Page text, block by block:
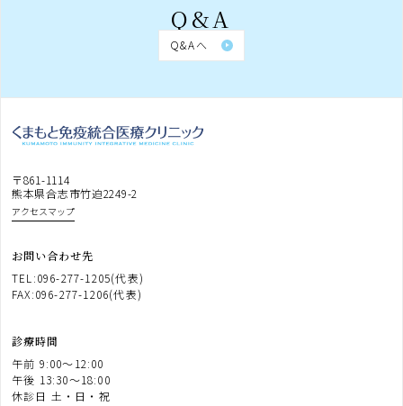
1.当院サービスの提供・運営のため
め（本人確認を行うことを含む）
3.ユーザーが利用中のサービスの新機能、更
新情報、キャンペーン等及び当社が提供す
ため
4.メンテナンス、重要なお知らせなど必要に
5.利用規約に違反したユーザーや、不正・不
当な目的でサービスを利用しようとするユ
ーザーの特定をし、ご利用をお断りするた
6.ユーザーにご自身の登録情報の閲覧や変
更、削除、ご利用状況の閲覧を行っていた
だくため
Q&A
Q&Aへ
〒861-1114
熊本県合志市竹迫2249-2
アクセスマップ
お問い合わせ先
TEL:096-277-1205(代表)
FAX:096-277-1206(代表)
診療時間
午前 9:00〜12:00
午後 13:30〜18:00
休診日 土・日・祝